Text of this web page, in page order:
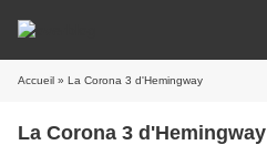
Accueil » La Corona 3 d'Hemingway
La Corona 3 d'Hemingway